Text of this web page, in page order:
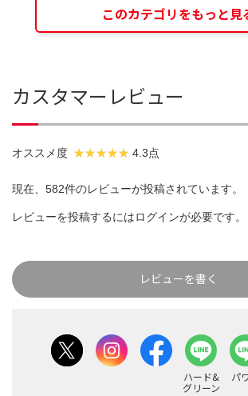
このカテゴリをもっと見
カスタマーレビュー
オススメ度 4.3点
現在、582件のレビューが投稿されています。
レビューを投稿するにはログインが必要です。
レビューを書く
ハード&
グリーン
パ